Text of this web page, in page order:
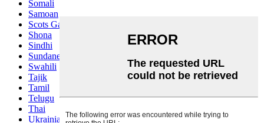
Somali
Samoan
Scots Gaelic
Shona
Sindhi
Sundanese
Swahili
Tajik
Tamil
Telugu
Thai
Ukrainian